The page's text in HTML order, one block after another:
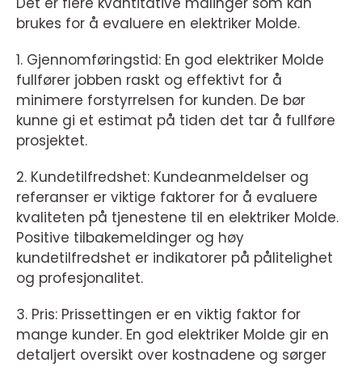
brukes for å evaluere en elektriker Molde.
1. Gjennomføringstid: En god elektriker Molde
fullfører jobben raskt og effektivt for å
minimere forstyrrelsen for kunden. De bør
kunne gi et estimat på tiden det tar å fullføre
prosjektet.
2. Kundetilfredshet: Kundeanmeldelser og
referanser er viktige faktorer for å evaluere
kvaliteten på tjenestene til en elektriker Molde.
Positive tilbakemeldinger og høy
kundetilfredshet er indikatorer på pålitelighet
og profesjonalitet.
3. Pris: Prissettingen er en viktig faktor for
mange kunder. En god elektriker Molde gir en
detaljert oversikt over kostnadene og sørger